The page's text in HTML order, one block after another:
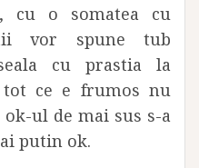
cu o somatea cu
vor spune tub
cu prastia la
ce e frumos nu
ul de mai sus s-a
putin ok.